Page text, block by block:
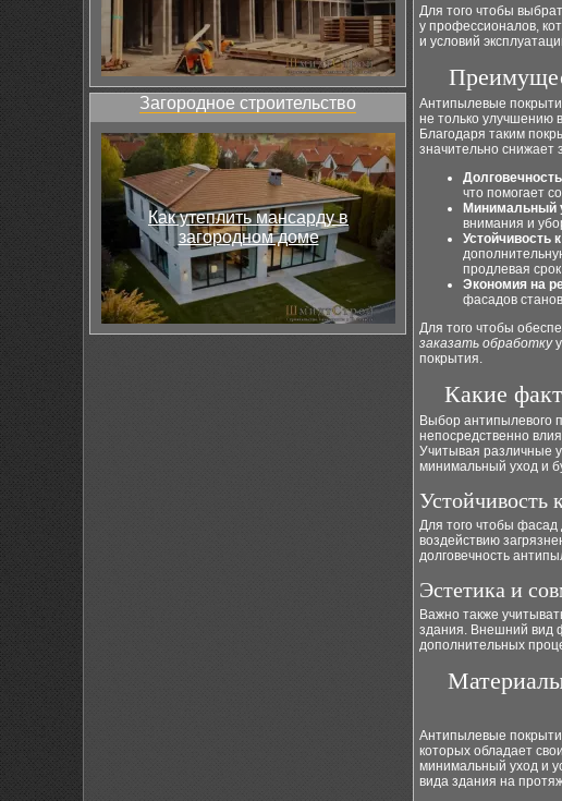
Загородное строительство
Как утеплить мансарду в
загородном доме
Для того чтобы
у профессионалов,
и условий
Антипылевые
не только улучшению
Благодаря таким
значительно снижает
Долговечность
что помогает
Минимальный
внимания и
Устойчивость
продлевая
Экономия на
фасадов
Для того чтобы
заказать обработкуу
покрытия.
Какие
Выбор антипылевого
непосредственно
Учитывая различные
минимальный уход и
Устойчивость
Для того чтобы фасад
воздействию
долговечность
Эстетика и
Важно также
здания. Внешний вид
дополнительных
Антипылевые
которых обладает
минимальный уход и
вида здания на